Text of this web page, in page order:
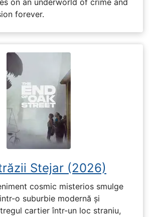
on an underworld of crime and
forever.
Stejar (2026)
cosmic misterios smulge
o suburbie modernă și
cartier într-un loc straniu,